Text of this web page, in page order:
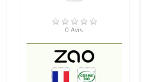
EN STOCK
0 Avis